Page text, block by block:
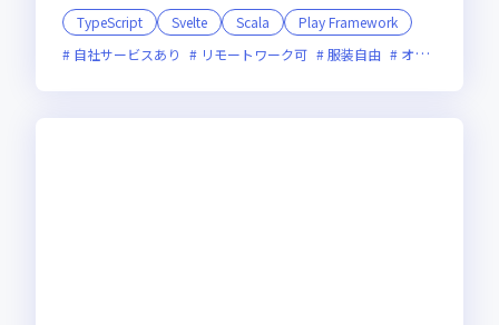
TypeScript
Svelte Scala
Play Framework
自社サービスあり
リモートワーク可 服装自由 オンライン選考可